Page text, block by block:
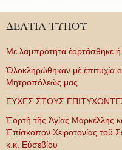
ΔΕΛΤΙΑ ΤΥΠΟΥ
Με λαμπρότητα ἑορτάσθηκε
Ὁλοκληρώθηκαν μὲ ἐπιτυχία
Μητροπόλεώς μας
ΕΥΧΕΣ ΣΤΟΥΣ
Ἑορτὴ τῆς Ἁγίας Μαρκέλλης
Ἐπίσκοπον Χειροτονίας τοῦ
κ.κ. Εὐσεβίου